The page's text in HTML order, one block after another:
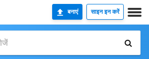
बनाएं साइन इन करें